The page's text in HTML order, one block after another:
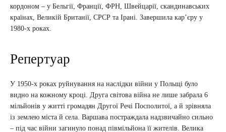
кордоном – у Бельгії, Франції, ФРН, Швейцарії, скандинавських
країнах, Великій Британії, СРСР та Ірані. Завершила кар’єру у
1980-х роках.
Репертуар
У 1950-х роках руйнування на наслідки війни у Польщі було
видно на кожному кроці. Друга світова війна не лише забрала 6
мільйонів у житті громадян Другої Речі Посполитої, а й зрівняла
із землею міста й села. Варшава постраждала надзвичайно сильно
– під час війни загинуло понад півмільйона її жителів. Велика